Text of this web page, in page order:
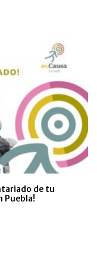
de tu
Puebla!